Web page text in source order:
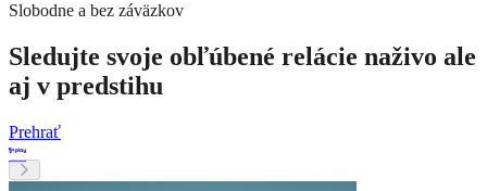
Slobodne a bez záväzkov
Sledujte svoje obľúbené relácie naživo ale
aj v predstihu
Prehrať